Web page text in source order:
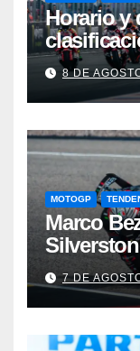
Horario y
Gran
Márquez
golpe en
8 DE
MOTOGP
Marco
histórico
“No
tiempo”
7 DE